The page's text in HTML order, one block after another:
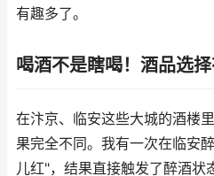
有趣多了。
喝酒不是瞎喝！酒品选
在汴京、临安这些大城的酒楼
果完全不同。我有一次在临安
儿红"，结果直接触发了醉酒状